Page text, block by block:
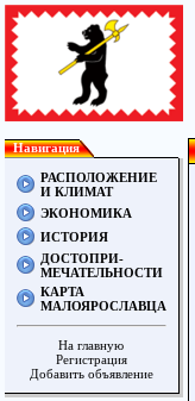
Навигация
РАСПОЛОЖЕНИЕ
И КЛИМАТ
ЭКОНОМИКА
ИСТОРИЯ
ДОСТОПРИ-
МЕЧАТЕЛЬНОСТИ
КАРТА
МАЛОЯРОСЛАВЦА
На главную
Регистрация
Добавить объявление